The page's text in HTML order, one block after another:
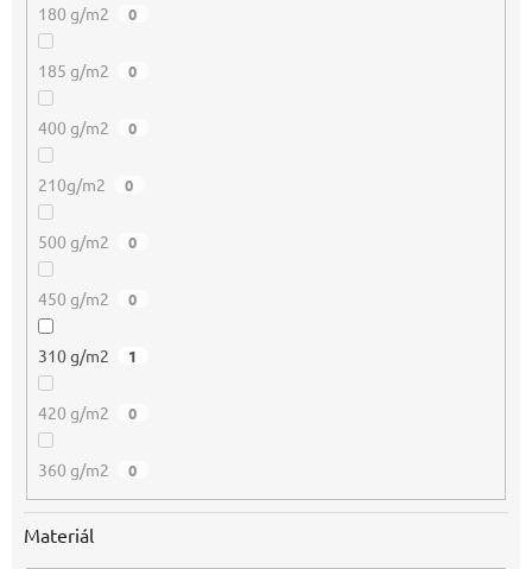
180 g/m2 0
185 g/m2 0
400 g/m2 0
210g/m2 0
500 g/m2 0
450 g/m2 0
310 g/m2 1
420 g/m2 0
360 g/m2 0
Materiál